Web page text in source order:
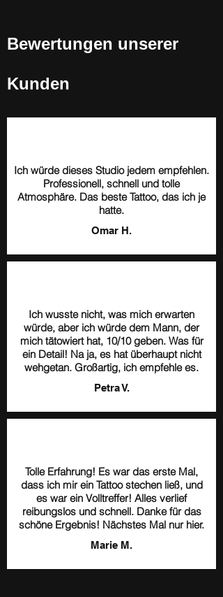
Bewertungen unserer
Kunden
Ich würde dieses Studio jedem empfehlen.
Professionell, schnell und tolle
Atmosphäre. Das beste Tattoo, das ich je
hatte.
Omar H.
Ich wusste nicht, was mich erwarten
würde, aber ich würde dem Mann, der
mich tätowiert hat, 10/10 geben. Was für
ein Detail! Na ja, es hat überhaupt nicht
wehgetan. Großartig, ich empfehle es.
Petra V.
Tolle Erfahrung! Es war das erste Mal,
dass ich mir ein Tattoo stechen ließ, und
es war ein Volltreffer! Alles verlief
reibungslos und schnell. Danke für das
schöne Ergebnis! Nächstes Mal nur hier.
Marie M.